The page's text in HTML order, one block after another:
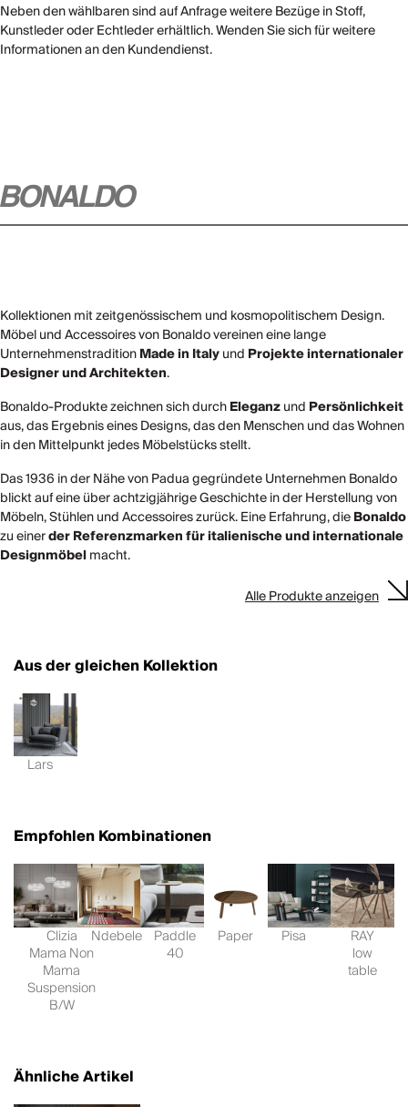
Neben den wählbaren sind auf Anfrage weitere Bezüge in Stoff,
Kunstleder oder Echtleder erhältlich. Wenden Sie sich für weitere
Informationen an den Kundendienst.
Kollektionen mit zeitgenössischem und kosmopolitischem Design.
Möbel und Accessoires von Bonaldo vereinen eine lange
UnternehmenstraditionMade in Italyund Projekteinternationaler
Designer und Architekten.
Bonaldo-Produkte zeichnen sich durchEleganzund Persönlichkeit
aus, das Ergebnis eines Designs, das den Menschen und das Wohnen
in den Mittelpunkt jedes Möbelstücks stellt.
Das 1936 in der Nähe von Padua gegründete Unternehmen Bonaldo
blickt auf eine über achtzigjährige Geschichte in der Herstellung von
Möbeln, Stühlen und Accessoires zurück. Eine Erfahrung, dieBonaldo
zu einerder Referenzmarken für italienische und internationale
Designmöbelmacht.
Alle Produkte anzeigen
Aus der gleichen Kollektion
Lars
Empfohlen Kombinationen
Clizia
Mama Non
Mama
Suspension
B/W
Ndebele Paddle
40
Paper Pisa RAY
low
table
Ähnliche Artikel